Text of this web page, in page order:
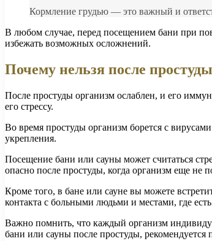
Кормление грудью — это важный и
В любом случае, перед посещением бани при
избежать возможных осложнений.
Почему нельзя после
После простуды организм ослаблен, и его
его стрессу.
Во время простуды организм борется с
укрепления.
Посещение бани или сауны может считаться
опасно после простуды, когда организм еще не
Кроме того, в бане или сауне вы можете
контакта с больными людьми и местами, где
Важно помнить, что каждый организм
бани или сауны после простуды, рекомендуется